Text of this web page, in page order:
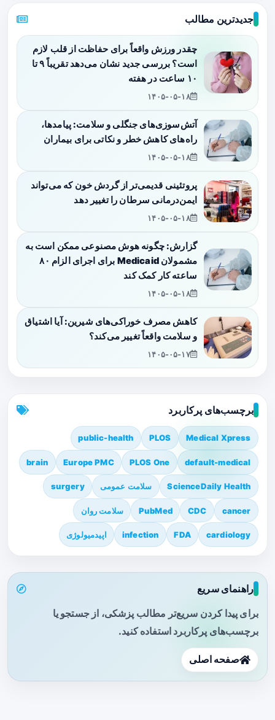
جدیدترین مطالب
چقدر ورزش واقعاً برای حفاظت از قلب لازم
است؟ بررسی جدید نشان می‌دهد تقریباً ۹ تا
۱۰ ساعت در هفته
۱۴۰۵-۰۵-۱۸
آتش‌سوزی‌های جنگلی و سلامت: پیامدها،
راه‌های کاهش خطر و نکاتی برای بیماران
۱۴۰۵-۰۵-۱۸
پروتئینی قدیمی‌تر از گردش خون که می‌تواند
ایمن‌درمانی سرطان را تغییر دهد
۱۴۰۵-۰۵-۱۸
گزارش: چگونه هوش مصنوعی ممکن است به
مشمولان Medicaid برای اجرای الزام ۸۰
ساعته کار کمک کند
۱۴۰۵-۰۵-۱۸
کاهش مصرف خوراکی‌های شیرین: آیا اشتیاق
و سلامت واقعاً تغییر می‌کند؟
۱۴۰۵-۰۵-۱۷
برچسب‌های پرکاربرد
Medical Xpress
PLOS
public-health
default-medical
PLOS One
Europe PMC
brain
ScienceDaily Health سلامت عمومی surgery
cancer
CDC
PubMed سلامت روان
cardiology
FDA
infection اپیدمیولوژی
راهنمای سریع
برای پیدا کردن سریع‌تر مطالب پزشکی، از جستجو یا
برچسب‌های پرکاربرد استفاده کنید.
صفحه اصلی